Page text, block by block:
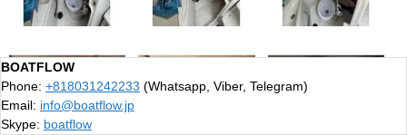
BOATFLOW
Phone: +818031242233 (Whatsapp, Viber, Telegram)
Email: info@boatflow.jp
Skype: boatflow